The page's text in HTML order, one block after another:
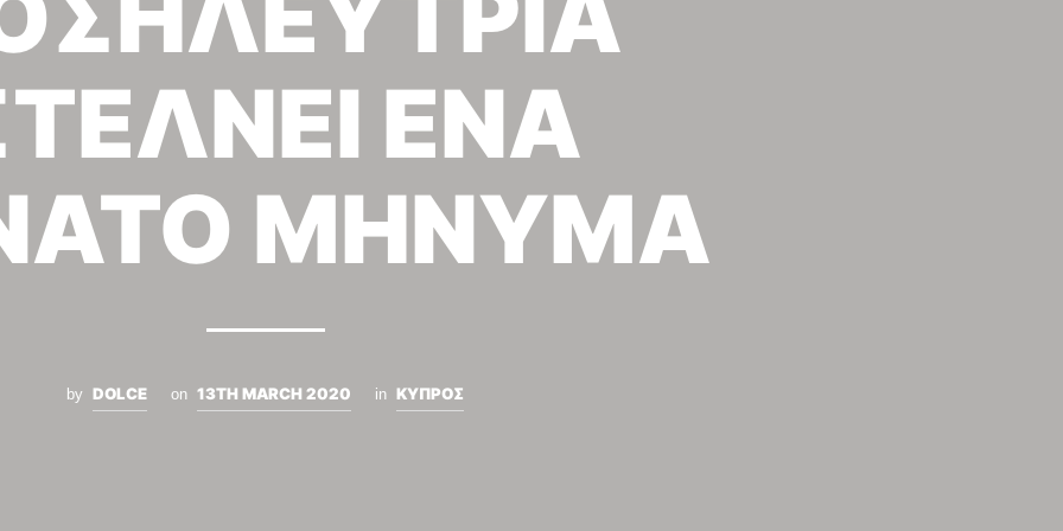
ΕΝΑ
ΜΗΝΥΜΑ
by DOLCE on 13TH MARCH 2020 in ΚΥΠΡΟΣ